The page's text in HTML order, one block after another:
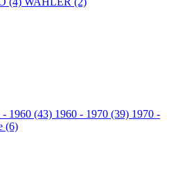
- 1960 (43) 1960 - 1970 (39) 1970 -
(6)